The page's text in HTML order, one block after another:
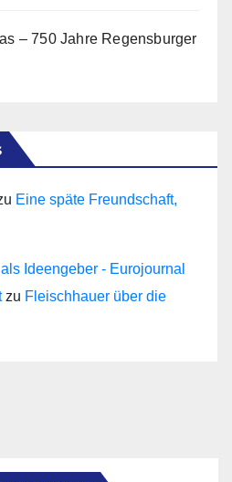
– 750 Jahre Regensburger
Eine späte Freundschaft,
Ideengeber - Eurojournal
zu Fleischhauer über die